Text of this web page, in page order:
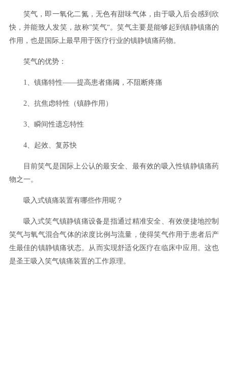
笑气，即一氧化二氮，无色有甜味气体，由于吸入后会感到欣
快，并能致人发笑，故称”笑气“。笑气主要是能够起到镇静镇痛的
作用，也是国际上最早用于医疗行业的镇静镇痛药物。
笑气的优势：
1、镇痛特性——提高患者痛阈，不阻断疼痛
2、抗焦虑特性（镇静作用）
3、瞬间性遗忘特性
4、起效、复苏快
目前笑气是国际上公认的最安全、最有效的吸入性镇静镇痛药
物之一。
吸入式镇痛装置有哪些作用呢？
吸入式笑气镇静镇痛设备是指通过精准安全、有效便捷地控制
笑气与氧气混合气体的浓度比例与流量，使得笑气作用于患者后产
生最佳的镇静镇痛状态。从而实现舒适化医疗在临床中应用。这也
是圣王吸入笑气镇痛装置的工作原理。